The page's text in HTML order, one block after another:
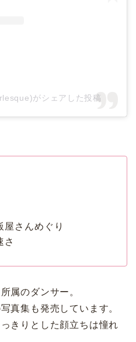
がシェアした投稿
屋さんめぐり
さ
属のダンサー。
真集も発売しています。
きりとした顔立ちは憧れ